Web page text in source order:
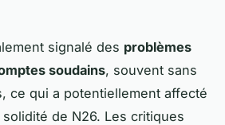
signalé des problèmes
soudains, souvent sans
ce qui a potentiellement affecté
de N26. Les critiques